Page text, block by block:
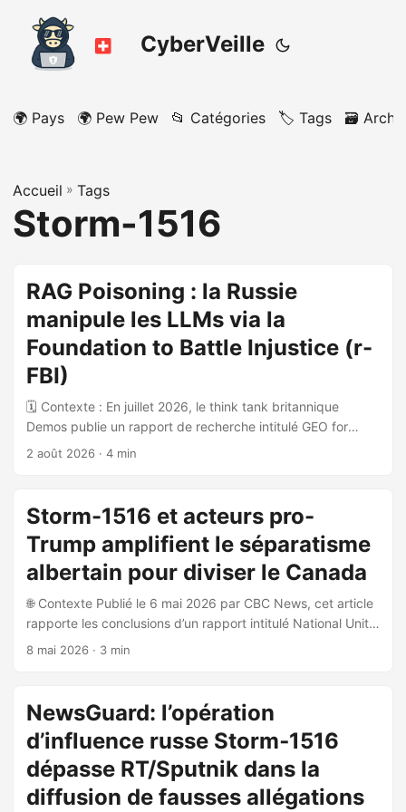
CyberVeille
🌍 Pays 🌍 Pew Pew 📂 Catégories 🏷️ Tags 🗃️
Accueil » Tags
Storm-1516
RAG Poisoning : la Russie
manipule les LLMs via la
Foundation to Battle Injustice (r-
FBI)
🗓️ Contexte : En juillet 2026, le think tank britannique
Demos publie un rapport de recherche intitulé GEO for
Geopolitics, produit par Carl Miller, Hannah Perry et Flynn
sécurité épistémique du Royaume-Uni : la manipulation des
grands modèles de langage (LLMs) par des acteurs
étatiques hostiles via des techniques de Generative Engine
Optimisation (GEO) appliquées à des fins de guerre
informationnelle. ...
2 août 2026 · 4 min
Storm-1516 et acteurs pro-
Trump amplifient le séparatisme
albertain pour diviser le Canada
🌐 Contexte Publié le 6 mai 2026 par CBC News, cet article
rapporte les conclusions d’un rapport intitulé National Unity
Under Threat, produit par DisinfoWatch, le Canadian Digital
débat sur la séparation de l’Alberta au Canada. 🎯 Acteurs
et méthodes identifiés Trois catégories d’acteurs sont
distinguées : Storm-1516 : réseau d’influence russe covert,
associé à l’Internet Research Agency (IRA) basée à Saint-
Pétersbourg. Il a créé le site fictif albertaseparatist.com
ainsi que des comptes TikTok et YouTube associés,
8 mai 2026 · 3 min
NewsGuard: l’opération
d’influence russe Storm‑1516
dépasse RT/Sputnik dans la
diffusion de fausses allégations